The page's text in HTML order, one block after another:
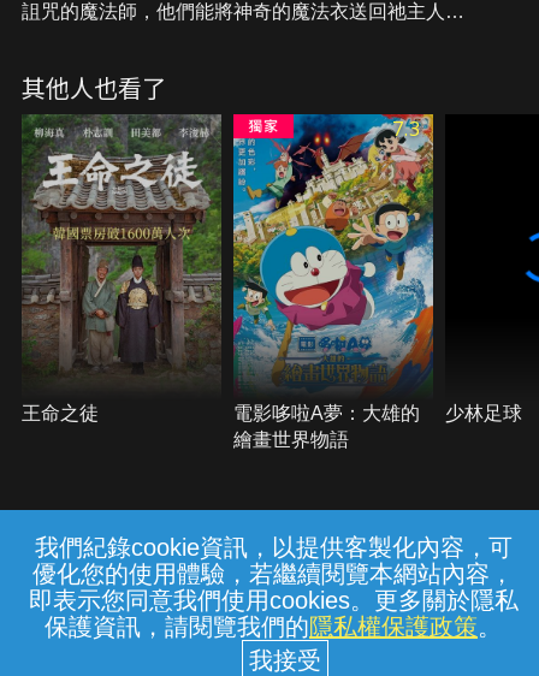
我們紀錄cookie資訊，以提供客製化內容，可
優化您的使用體驗，若繼續閱覽本網站內容，
即表示您同意我們使用cookies。更多關於隱私
保護資訊，請閱覽我們的隱私權保護政策。
詛咒的魔法師，他們能將神奇的魔法衣送回祂主人的
時已晚。
其他人也看了
王命之徒
7.3
電影哆啦A夢：大雄的
繪畫世界物語
少林足球
常見問題 線上客服 服務條款 隱私權保護
中華電信股份有限公司個人家庭分公司
(統一編號：96979949) © 2026
{{notifyMsg}}